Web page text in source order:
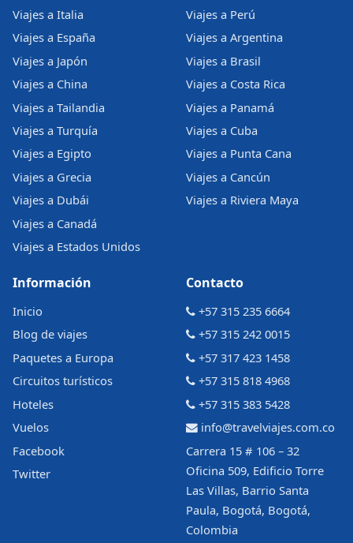
Viajes a Italia
Viajes a España
Viajes a Japón
Viajes a China
Viajes a Tailandia
Viajes a Turquía
Viajes a Egipto
Viajes a Grecia
Viajes a Dubái
Viajes a Canadá
Viajes a Estados Unidos
Viajes a Perú
Viajes a Argentina
Viajes a Brasil
Viajes a Costa Rica
Viajes a Panamá
Viajes a Cuba
Viajes a Punta Cana
Viajes a Cancún
Viajes a Riviera Maya
Información
Inicio
Blog de viajes
Paquetes a Europa
Circuitos turísticos
Hoteles
Vuelos
Facebook
Twitter
Contacto
+57 315 235 6664
+57 315 242 0015
+57 317 423 1458
+57 315 818 4968
+57 315 383 5428
info@travelviajes.com.co
Carrera 15 # 106 – 32
Oficina 509, Edificio Torre
Las Villas, Barrio Santa
Paula, Bogotá, Bogotá,
Colombia